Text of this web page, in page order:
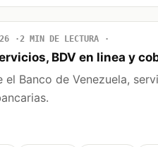
2 MIN DE LECTURA
BDV en linea y
el Banco de Venezuela,